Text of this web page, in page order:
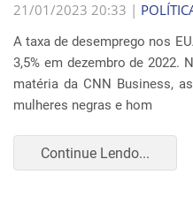
21/01/2023 20:33 |
A taxa de desemprego nos
3,5% em dezembro de 2022.
matéria da CNN Business,
mulheres negras e hom
Continue Lendo...